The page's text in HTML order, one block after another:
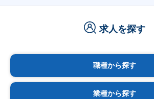
求人を探す
職種から探す
業種から探す